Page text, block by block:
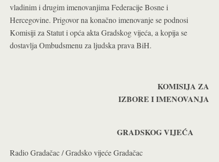
vladinim i drugim imenovanjima Federacije Bosne i
Hercegovine. Prigovor na konačno imenovanje se podnosi
Komisiji za Statut i opća akta Gradskog vijeća, a kopija se
dostavlja Ombudsmenu za ljudska prava BiH.
KOMISIJA ZA
IZBORE I IMENOVANJA
GRADSKOG VIJEĆA
Radio Gradačac / Gradsko vijeće Gradačac